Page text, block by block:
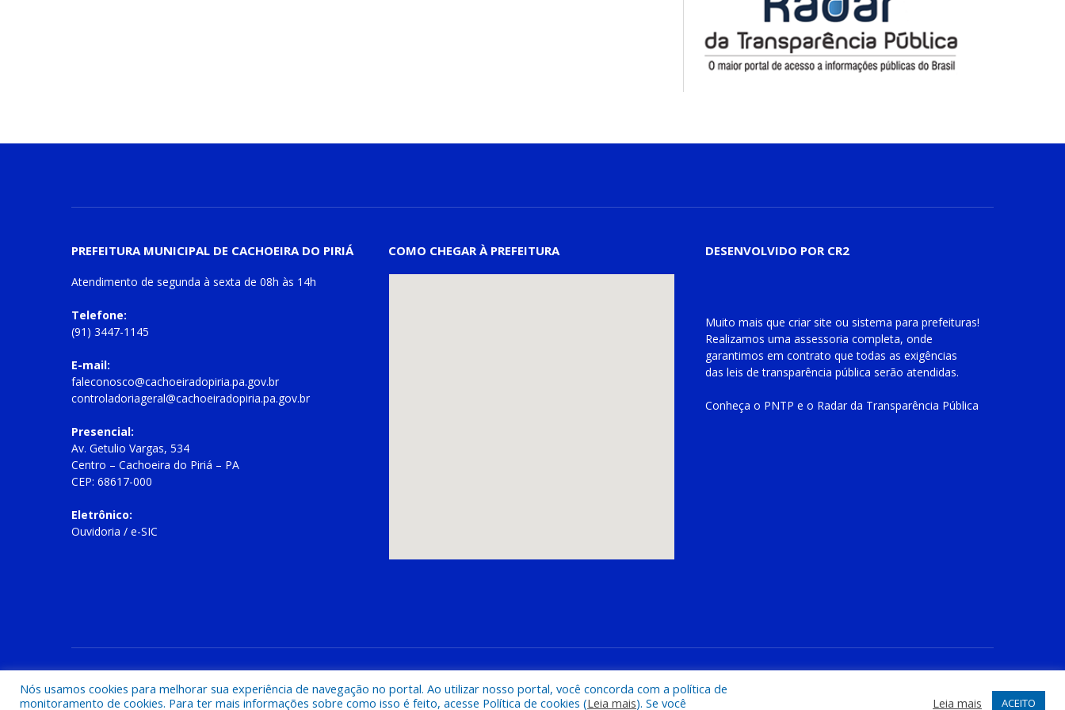
PREFEITURA MUNICIPAL DE CACHOEIRA DO PIRIÁ
Atendimento de segunda à sexta de 08h às 14h
Telefone:
(91) 3447-1145
E-mail:
faleconosco@cachoeiradopiria.pa.gov.br
controladoriageral@cachoeiradopiria.pa.gov.br
Presencial:
Av. Getulio Vargas, 534
Centro – Cachoeira do Piriá – PA
CEP: 68617-000
Eletrônico:
Ouvidoria / e-SIC
COMO CHEGAR À PREFEITURA DESENVOLVIDO POR CR2
Muito mais que criar site ou sistema para prefeituras!
Realizamos uma assessoria completa, onde
garantimos em contrato que todas as exigências
das leis de transparência pública serão atendidas.
Conheça o PNTP e o Radar da Transparência Pública
Nós usamos cookies para melhorar sua experiência de navegação no portal. Ao utilizar nosso portal, você concorda com a política de
monitoramento de cookies. Para ter mais informações sobre como isso é feito, acesse Política de cookies (Leia mais). Se você
Leia mais ACEITO